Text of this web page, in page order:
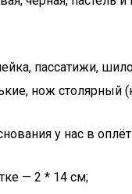
пассатижи,
нож столярный
у нас в
— 2 * 14 см;